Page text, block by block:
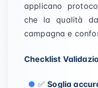
applicano
che la qualità
campagna e
Checklist
✅Soglia